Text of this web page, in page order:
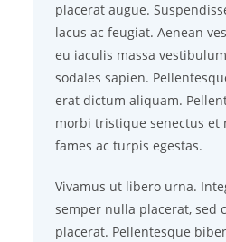
placerat augue.
lacus ac feugiat. Aenean
eu iaculis massa
sodales sapien.
erat dictum aliquam.
morbi tristique senectus et
fames ac turpis egestas.
Vivamus ut libero urna.
semper nulla placerat, sed
placerat. Pellentesque